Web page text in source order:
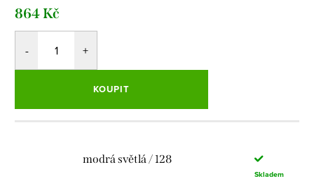
864 Kč
KOUPIT
modrá světlá / 128
Skladem